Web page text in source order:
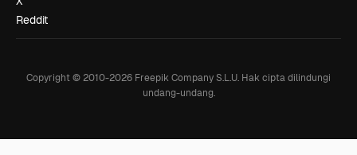
Reddit
Copyright © 2010-2026 Freepik Company S.L.U. Hak cipta dilindungi
undang-undang.